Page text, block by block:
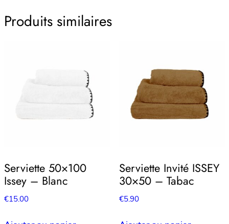
Produits similaires
Serviette 50×100
Issey – Blanc
€15.00
Serviette Invité ISSEY
30×50 – Tabac
€5.90